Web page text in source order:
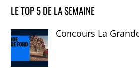
LE TOP 5 DE LA SEMAINE
Concours La